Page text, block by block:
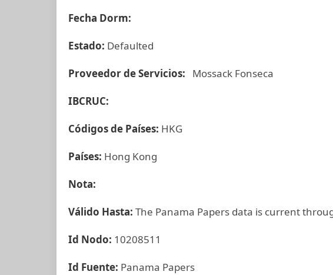
Fecha Dorm:
Estado: Defaulted
Proveedor de Servicios: Mossack Fonseca
IBCRUC:
Códigos de Países: HKG
Países: Hong Kong
Nota:
Válido Hasta: The Panama Papers data is current
Id Nodo: 10208511
Id Fuente: Panama Papers